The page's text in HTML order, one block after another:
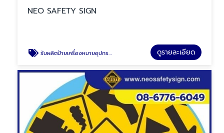
NEO SAFETY SIGN
รับผลิตป้ายเครื่องหมายอุปกรณ์เกี่ยวกับอัคคีภัย ดูรายละเอียด